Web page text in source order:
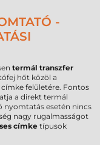
-
termál transzfer
hőt közöl a
felületére. Fontos
a direkt termál
nyomtatás esetén nincs
nagy rugalmasságot
címke típusok